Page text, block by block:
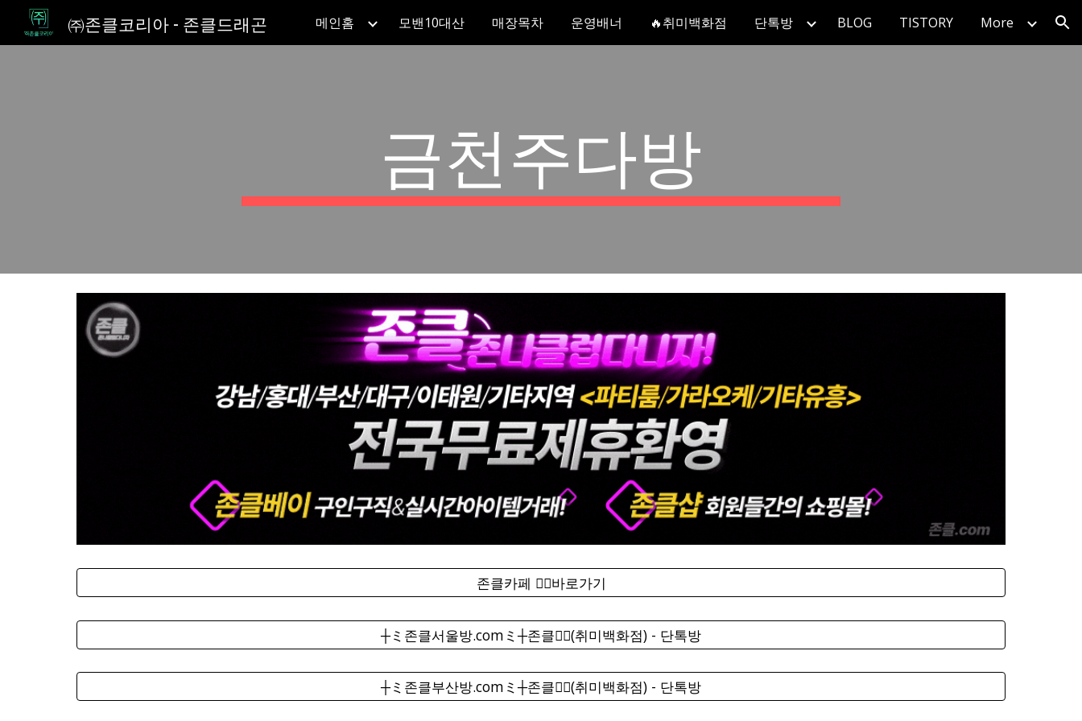
Skip to main content Skip to navigation
㈜존클코리아 - 존클드래곤 메인홈 모밴10대산 매장목차 운영배너 🔥취미백화점 단톡방 BLOG TISTORY More
금천주다방
존클카페 ❤️‍🔥바로가기
┼ミ존클서울방.comミ┼존클❤️‍🔥(취미백화점) - 단톡방
┼ミ존클부산방.comミ┼존클❤️‍🔥(취미백화점) - 단톡방